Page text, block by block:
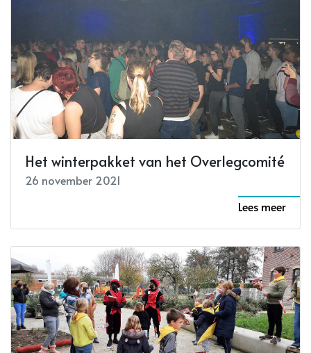
Het winterpakket van het Overlegcomité
26 november 2021
Lees meer